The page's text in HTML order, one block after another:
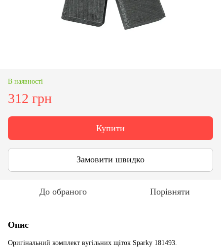
В наявності
312 грн
Купити
Замовити швидко
До обраного Порівняти
Опис
Оригінальний комплект вугільних щіток Sparky 181493.